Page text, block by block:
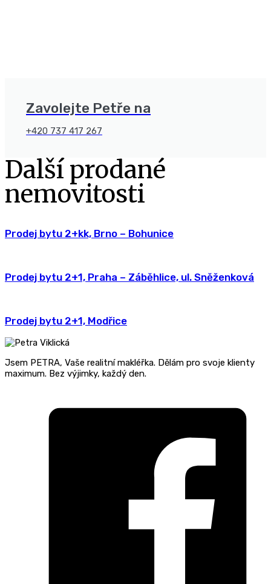
Zavolejte Petře na
+420 737 417 267
Další prodané
nemovitosti
Prodej bytu 2+kk, Brno – Bohunice
Prodej bytu 2+1, Praha – Záběhlice, ul. Sněženková
Prodej bytu 2+1, Modřice
Jsem PETRA, Vaše realitní makléřka. Dělám pro svoje klienty
maximum. Bez výjimky, každý den.